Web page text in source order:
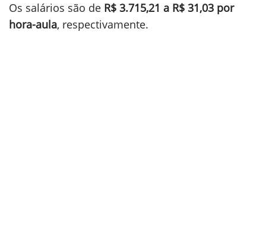
Os salários são de R$ 3.715,21 a R$ 31,03 por
hora-aula, respectivamente.